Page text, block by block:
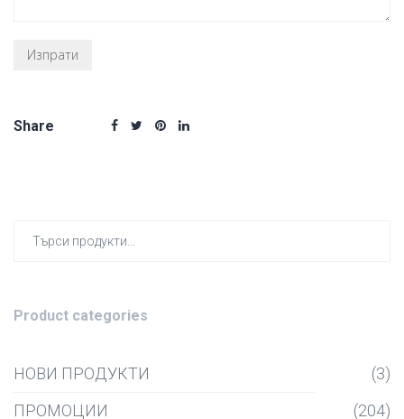
Share
Product categories
НОВИ ПРОДУКТИ
(3)
ПРОМОЦИИ
(204)